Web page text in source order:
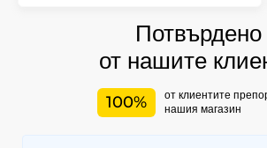
Потвърдено
от нашите
100%
от клиентите
нашия магазин